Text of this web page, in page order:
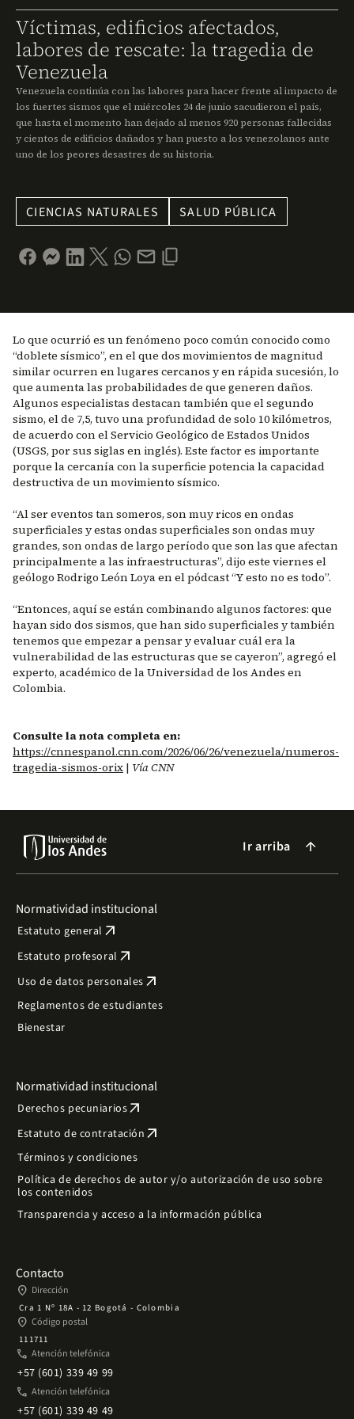
Víctimas, edificios afectados,
labores de rescate: la tragedia de
Venezuela
Venezuela continúa con las labores para hacer frente al impacto de
los fuertes sismos que el miércoles 24 de junio sacudieron el país,
que hasta el momento han dejado al menos 920 personas fallecidas
y cientos de edificios dañados y han puesto a los venezolanos ante
uno de los peores desastres de su historia.
CIENCIAS NATURALES SALUD PÚBLICA
Lo que ocurrió es un fenómeno poco común conocido como
“doblete sísmico”, en el que dos movimientos de magnitud
similar ocurren en lugares cercanos y en rápida sucesión, lo
que aumenta las probabilidades de que generen daños.
Algunos especialistas destacan también que el segundo
sismo, el de 7,5, tuvo una profundidad de solo 10 kilómetros,
de acuerdo con el Servicio Geológico de Estados Unidos
(USGS, por sus siglas en inglés). Este factor es importante
porque la cercanía con la superficie potencia la capacidad
destructiva de un movimiento sísmico.
“Al ser eventos tan someros, son muy ricos en ondas
superficiales y estas ondas superficiales son ondas muy
grandes, son ondas de largo período que son las que afectan
principalmente a las infraestructuras”, dijo este viernes el
geólogo Rodrigo León Loya en el pódcast “Y esto no es todo”.
“Entonces, aquí se están combinando algunos factores: que
hayan sido dos sismos, que han sido superficiales y también
tenemos que empezar a pensar y evaluar cuál era la
vulnerabilidad de las estructuras que se cayeron”, agregó el
experto, académico de la Universidad de los Andes en
Colombia.
Consulte la nota completa en:
https://cnnespanol.cnn.com/2026/06/26/venezuela/numeros-
tragedia-sismos-orix | Vía CNN
Ir arriba arrow_forward
Normatividad institucional
Estatuto general arrow_outward
Estatuto profesoral arrow_outward
Uso de datos personales arrow_outward
Reglamentos de estudiantes
Bienestar
Normatividad institucional
Derechos pecuniariosarrow_outward
Estatuto de contratación arrow_outward
Términos y condiciones
Política de derechos de autor y/o autorización de uso sobre
los contenidos
Transparencia y acceso a la información pública
Contacto
place Dirección
Cra 1 Nº 18A - 12 Bogotá - Colombia
place Código postal
111711
phone Atención telefónica
+57 (601) 339 49 99
phone Atención telefónica
+57 (601) 339 49 49